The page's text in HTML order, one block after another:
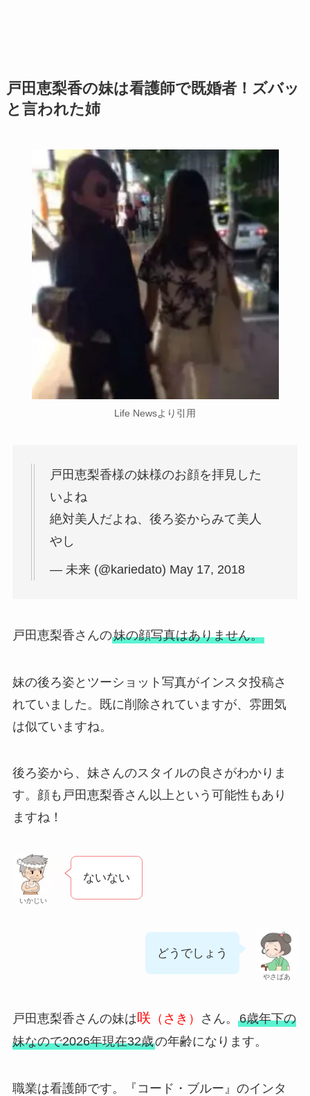
戸田恵梨香の妹は看護師で既婚者！ズバッ
と言われた姉
Life Newsより引用
戸田恵梨香様の妹様のお顔を拝見した
いよね
絶対美人だよね、後ろ姿からみて美人
やし
— 未来 (@kariedato) May 17, 2018
戸田恵梨香さんの妹の顔写真はありません。
妹の後ろ姿とツーショット写真がインスタ投稿さ
れていました。既に削除されていますが、雰囲気
は似ていますね。
後ろ姿から、妹さんのスタイルの良さがわかりま
す。顔も戸田恵梨香さん以上という可能性もあり
ますね！
いかじい
ないない
やさばあ
どうでしょう
戸田恵梨香さんの妹は咲 （さき） さん。 6歳年下の
妹なので2026年現在32歳の年齢になります。
職業は看護師です。『コード・ブルー』のインタ